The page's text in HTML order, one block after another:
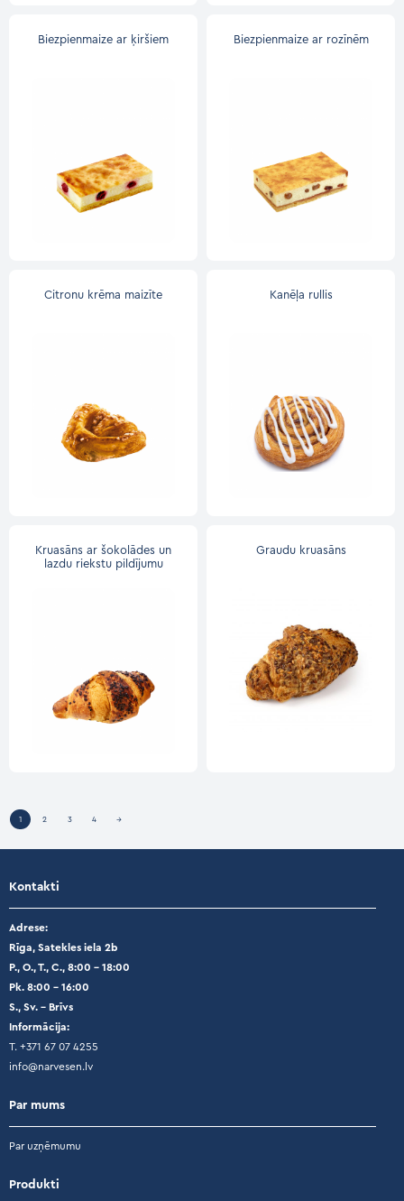
Biezpienmaize ar ķiršiem Biezpienmaize ar rozīnēm
Citronu krēma maizīte Kanēļa rullis
Kruasāns ar šokolādes un
lazdu riekstu pildījumu
Graudu kruasāns
1 2 3 4 →
Kontakti
Adrese:
Rīga, Satekles iela 2b
P., O., T., C., 8:00 – 18:00
Pk. 8:00 – 16:00
S., Sv. – Brīvs
Informācija:
T. +371 67 07 4255
info@narvesen.lv
Par mums
Par uzņēmumu
Produkti